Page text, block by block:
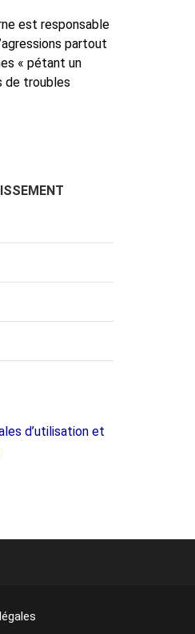
est responsable
partout
« pétant un
de troubles
d’utilisation et